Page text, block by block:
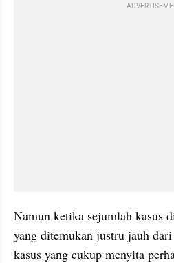
Namun ketika sejumlah kasus
yang ditemukan justru jauh
kasus yang cukup menyita